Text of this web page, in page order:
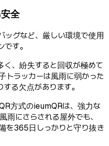
全
ッグなど、厳しい環境で使用
す。
く、紛失すると回収が極めて
トラッカーは風雨に弱かった
る欠点があります。
方式のieumQRは、強力な
にさらされる屋外でも、
を365日しっかりと守り抜き